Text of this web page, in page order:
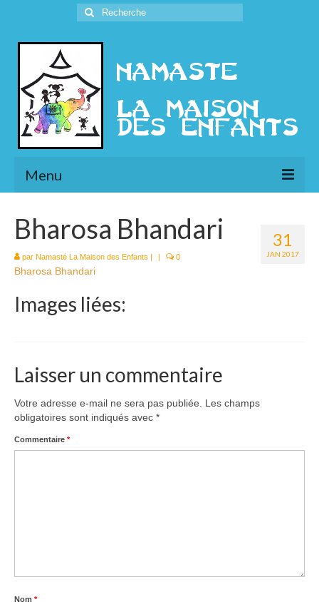
Rechercher
:
Menu
Présentation
l’Ethique
Historique
Missions 2023
Actualités
31
JAN 2017
Bharosa Bhandari
par Namasté La Maison des Enfants | | 0
Bharosa Bhandari
Images liées:
Laisser un commentaire
Votre adresse e-mail ne sera pas publiée.
Les champs
obligatoires sont indiqués avec *
Commentaire *
Nom *